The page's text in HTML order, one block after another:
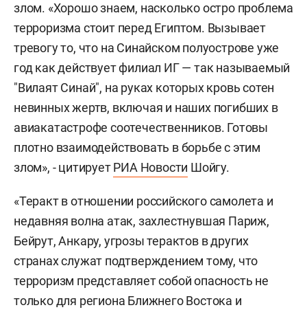
злом. «Хорошо знаем, насколько остро проблема
терроризма стоит перед Египтом. Вызывает
тревогу то, что на Синайском полуострове уже
год как действует филиал ИГ — так называемый
"Вилаят Синай", на руках которых кровь сотен
невинных жертв, включая и наших погибших в
авиакатастрофе соотечественников. Готовы
плотно взаимодействовать в борьбе с этим
злом», - цитируетРИА Новости Шойгу.
«Теракт в отношении российского самолета и
недавняя волна атак, захлестнувшая Париж,
Бейрут, Анкару, угрозы терактов в других
странах служат подтверждением тому, что
терроризм представляет собой опасность не
только для региона Ближнего Востока и